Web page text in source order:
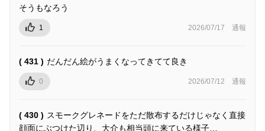
そうもなろう
1 2026/07/17 通報
( 431 ) だんだん絵がうまくなってきてて良き
0 2026/07/12 通報
( 430 ) スモークグレネードをただ散布するだけじゃなく直接
顔面にぶつけた辺り、大介も相当頭に来ている様子…